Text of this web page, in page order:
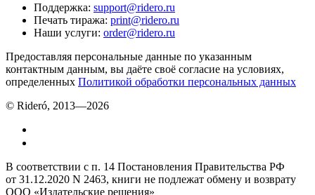
Поддержка: support@ridero.ru
Печать тиража: print@ridero.ru
Наши услуги: order@ridero.ru
Предоставляя персональные данные по указанным
контактным данным, вы даёте своё согласие на условиях,
определенных Политикой обработки персональных данных
© Rideró, 2013—2026
В соответствии с п. 14 Постановления Правительства РФ
от 31.12.2020 N 2463, книги не подлежат обмену и возврату
ООО «Издательские решения»